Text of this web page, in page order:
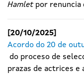
Hamletpor renuncia
[20/10/2025]
Acordo do 20 de
do proceso de
prazas de actrices e